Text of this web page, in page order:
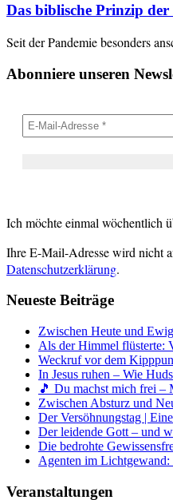
Das biblische Prinzip
Seit der Pandemie besonders
Abonniere unseren
Ich möchte einmal wöchentlich
Ihre E-Mail-Adresse wird nicht
Datenschutzerklärung.
Neueste Beiträge
Zwischen Heute und
Als der Himmel flüsterte:
Weckruf vor dem
In Jesus ruhen – Wie
🎵 Du machst mich frei
Zwischen Absturz und
Der Versöhnungstag |
Der leidende Gott – und
Die bedrohte
Agenten im Lichtgewand:
Veranstaltungen